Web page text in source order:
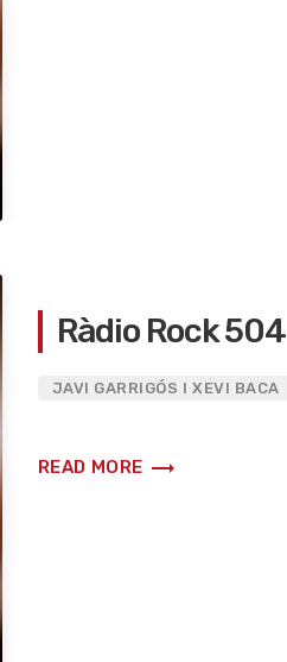
Ràdio Rock 504
JAVI GARRIGÓS I XEVI BACA
READ MORE trending_flat